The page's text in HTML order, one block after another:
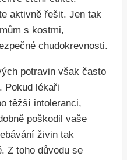
aktivně řešit. Jen tak
s kostmi,
chudokrevnosti.
potravin však často
Pokud lékaři
těžší intoleranci,
poškodil vaše
živin tak
Z toho důvodu se